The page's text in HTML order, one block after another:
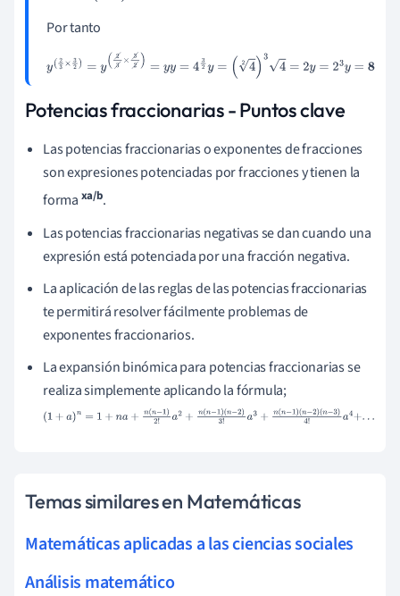
Por tanto
y(23×3 2)=y(23×32 )=yy=432y=(42 )34=2 =23 y= 8
Potencias fraccionarias - Puntos clave
Las potencias fraccionarias o exponentes de fracciones
son expresiones potenciadas por fracciones y tienen la
forma xa/b.
Las potencias fraccionarias negativas se dan cuando una
expresión está potenciada por una fracción negativa.
La aplicación de las reglas de las potencias fraccionarias
te permitirá resolver fácilmente problemas de
exponentes fraccionarios.
La expansión binómica para potencias fraccionarias se
realiza simplemente aplicando la fórmula;
(1+a)n=1 +na+n(n -1)2!a2+n(n-1)(n-2)3!a 3+n(n-1)(n-2)(n-
Temas similares en Matemáticas
Matemáticas aplicadas a las ciencias sociales
Análisis matemático